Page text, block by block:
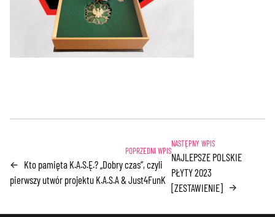
← Kto pamięta K.A.S.Ę.? „Dobry czas”, czyli
pierwszy utwór projektu K.A.S.A & Just4FunK
NAJLEPSZE POLSKIE
PŁYTY 2023
[ZESTAWIENIE] →